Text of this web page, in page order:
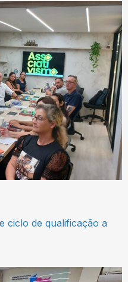
ciclo de qualificação a